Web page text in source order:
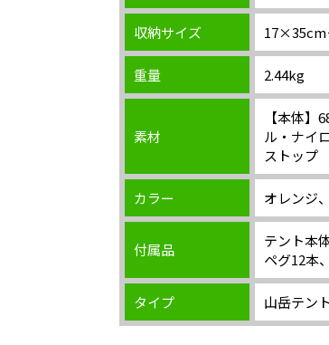
収納サイズ 17×35cm
重量 2.44kg
素材
【本体
ル・ナイ
ストップ
カラー オレンジ
付属品
テント本
ペグ12本
タイプ 山岳テン